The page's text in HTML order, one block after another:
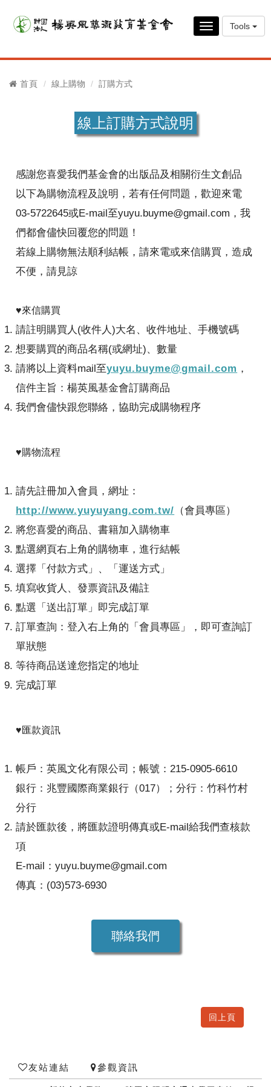
Tools
Toggle
navigation
首頁 線上購物 訂購方式
線上訂購方式說明
感謝您喜愛我們基金會的出版品及相關衍生文創品
以下為購物流程及說明，若有任何問題，歡迎來電
03-5722645或E-mail至yuyu.buyme@gmail.com，我
們都會儘快回覆您的問題！
若線上購物無法順利結帳，請來電或來信購買，造成
不便，請見諒
♥來信購買
請註明購買人(收件人)大名、收件地址、手機號碼
想要購買的商品名稱(或網址)、數量
請將以上資料mail至yuyu.buyme@gmail.com ，
信件主旨：楊英風基金會訂購商品
我們會儘快跟您聯絡，協助完成購物程序
♥購物流程
請先註冊加入會員，網址：
http://www.yuyuyang.com.tw/ （會員專區）
將您喜愛的商品、書籍加入購物車
點選網頁右上角的購物車，進行結帳
選擇「付款方式」、「運送方式」
填寫收貨人、發票資訊及備註
點選「送出訂單」即完成訂單
訂單查詢：登入右上角的「會員專區」，即可查詢訂
單狀態
等待商品送達您指定的地址
完成訂單
♥匯款資訊
帳戶：英風文化有限公司；帳號：215-0905-6610
銀行：兆豐國際商業銀行（017）；分行：竹科竹村
分行
請於匯款後，將匯款證明傳真或E-mail給我們查核款
項
E-mail：yuyu.buyme@gmail.com
傳真：(03)573-6930
聯絡我們
回上頁
友站連結 參觀資訊